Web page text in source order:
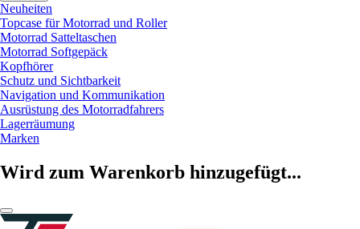
Neuheiten
Topcase für Motorrad und Roller
Motorrad Satteltaschen
Motorrad Softgepäck
Kopfhörer
Schutz und Sichtbarkeit
Navigation und Kommunikation
Ausrüstung des Motorradfahrers
Lagerräumung
Marken
Wird zum Warenkorb hinzugefügt...